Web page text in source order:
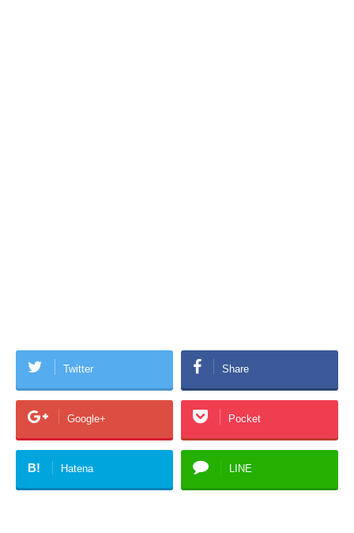
Twitter Share
Google+ Pocket
B! Hatena LINE